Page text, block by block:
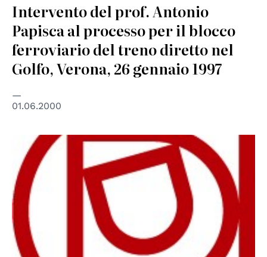
Intervento del prof. Antonio
Papisca al processo per il blocco
ferroviario del treno diretto nel
Golfo, Verona, 26 gennaio 1997
01.06.2000